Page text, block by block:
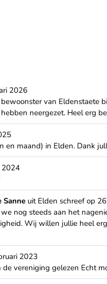
2026
van
neergezet. Heel erg
maand) in Elden. Dank
2024
Sanne uit Elden schreef op
nog steeds aan het
Wij willen jullie heel
2023
vereniging gelezen Echt